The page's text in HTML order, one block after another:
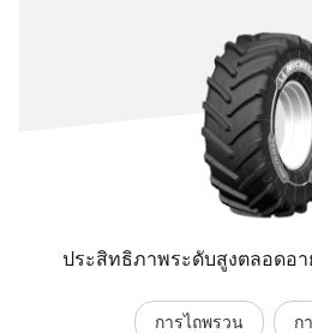
ประสิทธิภาพระดับสูงตลอดอา
การไถพรวน ก